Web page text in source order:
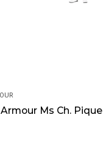
Ms Ch. Pique